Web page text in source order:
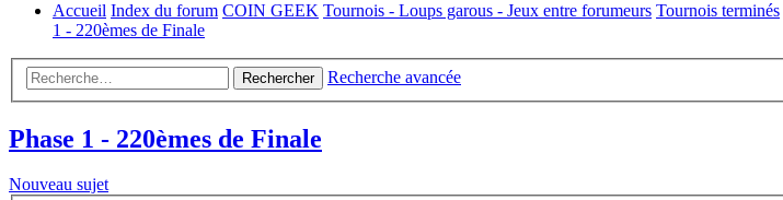
Accueil Index du forum COIN GEEK Tournois - Loups garous - Jeux entre forumeurs Tournois terminés
1 - 220èmes de Finale
Rechercher Recherche avancée
Phase 1 - 220èmes de Finale
Nouveau sujet